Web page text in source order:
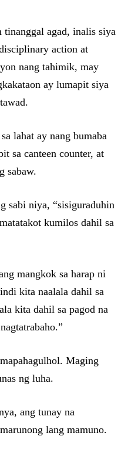
tinanggal agad, inalis siya
action at
nang tahimik, may
ay lumapit siya
lahat ay nang bumaba
sa canteen counter, at
sabaw.
sabi niya, “sisiguraduhin
kumilos dahil sa
mangkok sa harap ni
kita naalala dahil sa
kita dahil sa pagod na
Maging
ng luha.
ang tunay na
lang mamuno.